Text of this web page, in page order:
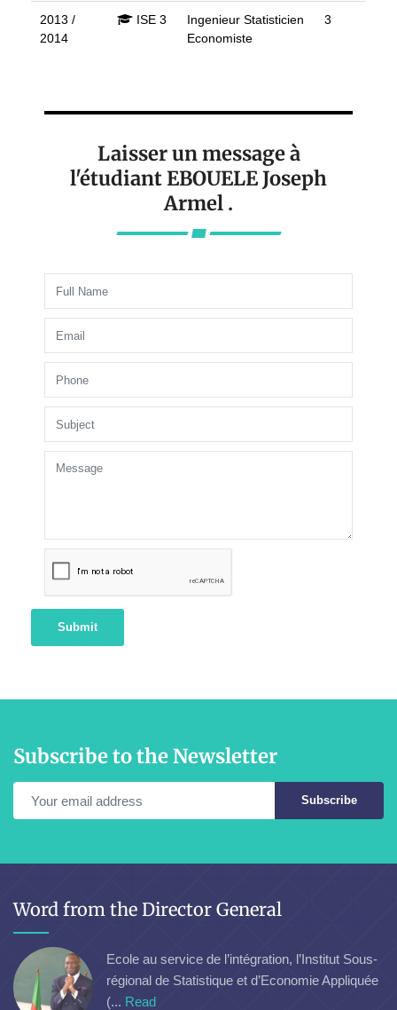
2013 /
2014
ISE 3
Ingenieur Statisticien
Economiste
3
Laisser un message à
l'étudiant EBOUELE Joseph
Armel .
Submit
Subscribe to the Newsletter
Subscribe
Word from the Director General
Ecole au service de l’intégration, l’Institut Sous-
régional de Statistique et d’Economie Appliquée
(... Read